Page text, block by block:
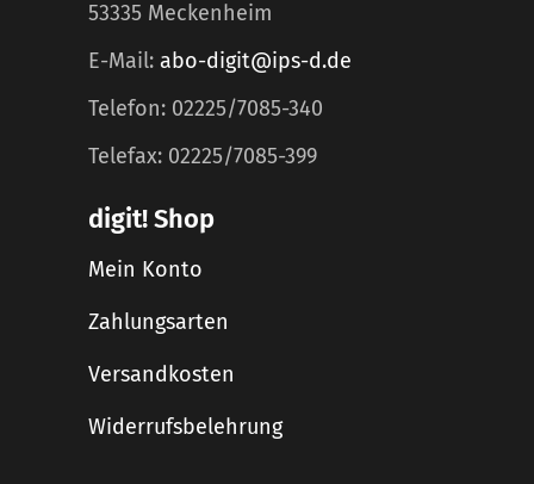
53335 Meckenheim
E-Mail: abo-digit@ips-d.de
Telefon: 02225/7085-340
Telefax: 02225/7085-399
digit! Shop
Mein Konto
Zahlungsarten
Versandkosten
Widerrufsbelehrung